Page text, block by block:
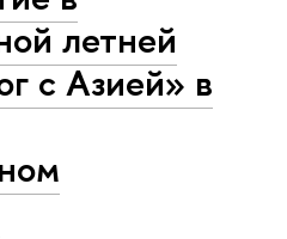
летней
с Азией» в